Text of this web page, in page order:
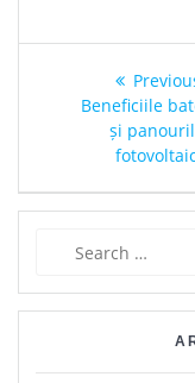
Beneficiile
și